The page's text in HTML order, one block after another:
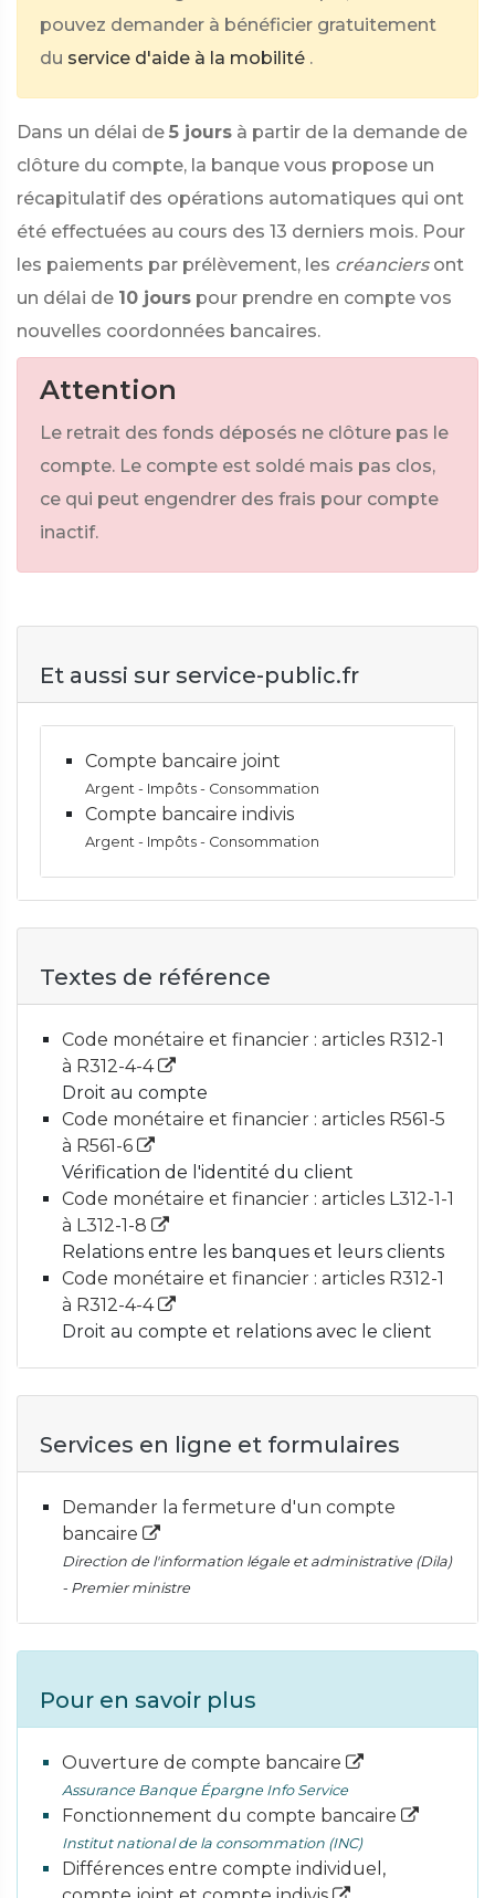
pouvez demander à bénéficier gratuitement
du service d'aide à la mobilité .
Dans un délai de 5 jours à partir de la demande de
clôture du compte, la banque vous propose un
récapitulatif des opérations automatiques qui ont
été effectuées au cours des 13 derniers mois. Pour
les paiements par prélèvement, les créanciers ont
un délai de 10 jours pour prendre en compte vos
nouvelles coordonnées bancaires.
Attention
Le retrait des fonds déposés ne clôture pas le
compte. Le compte est soldé mais pas clos,
ce qui peut engendrer des frais pour compte
inactif.
Et aussi sur service-public.fr
Compte bancaire joint
Argent - Impôts - Consommation
Compte bancaire indivis
Argent - Impôts - Consommation
Textes de référence
Code monétaire et financier : articles R312-1
à R312-4-4
Droit au compte
Code monétaire et financier : articles R561-5
à R561-6
Vérification de l'identité du client
Code monétaire et financier : articles L312-1-1
à L312-1-8
Relations entre les banques et leurs clients
Code monétaire et financier : articles R312-1
à R312-4-4
Droit au compte et relations avec le client
Services en ligne et formulaires
Demander la fermeture d'un compte
bancaire
Direction de l'information légale et administrative (Dila)
- Premier ministre
Pour en savoir plus
Ouverture de compte bancaire
Assurance Banque Épargne Info Service
Fonctionnement du compte bancaire
Institut national de la consommation (INC)
Différences entre compte individuel,